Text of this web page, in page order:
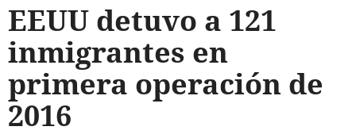
EEUU detuvo a 121
inmigrantes en
primera operación de
2016